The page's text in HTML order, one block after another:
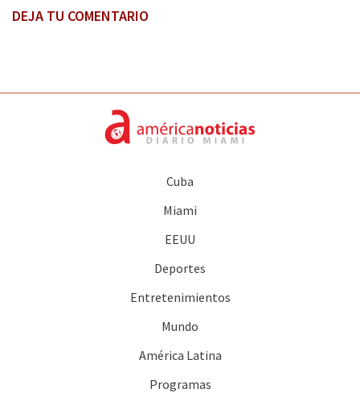
DEJA TU COMENTARIO
Cuba
Miami
EEUU
Deportes
Entretenimientos
Mundo
América Latina
Programas